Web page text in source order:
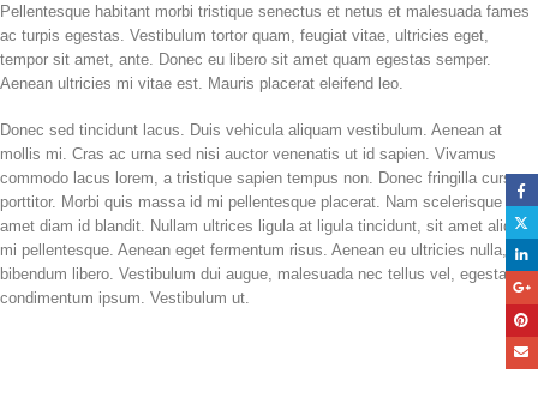
Pellentesque habitant morbi tristique senectus et netus et malesuada fames
ac turpis egestas. Vestibulum tortor quam, feugiat vitae, ultricies eget,
tempor sit amet, ante. Donec eu libero sit amet quam egestas semper.
Aenean ultricies mi vitae est. Mauris placerat eleifend leo.
Donec sed tincidunt lacus. Duis vehicula aliquam vestibulum. Aenean at
mollis mi. Cras ac urna sed nisi auctor venenatis ut id sapien. Vivamus
commodo lacus lorem, a tristique sapien tempus non. Donec fringilla cursus
porttitor. Morbi quis massa id mi pellentesque placerat. Nam scelerisque sit
amet diam id blandit. Nullam ultrices ligula at ligula tincidunt, sit amet aliquet
mi pellentesque. Aenean eget fermentum risus. Aenean eu ultricies nulla, id
bibendum libero. Vestibulum dui augue, malesuada nec tellus vel, egestas
condimentum ipsum. Vestibulum ut.